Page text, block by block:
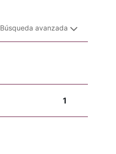
Búsqueda avanzada
1